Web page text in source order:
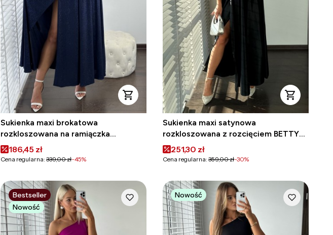
Sukienka maxi brokatowa
rozkloszowana na ramiączka
PRINCESS granatowa
Cena promocyjna
186,45 zł
Cena regularna: 339,00 zł-45%
Sukienka maxi satynowa
rozkloszowana z rozcięciem BETTY
czarna
Cena promocyjna
251,30 zł
Cena regularna: 359,00 zł-30%
Bestseller
Nowość
Nowość